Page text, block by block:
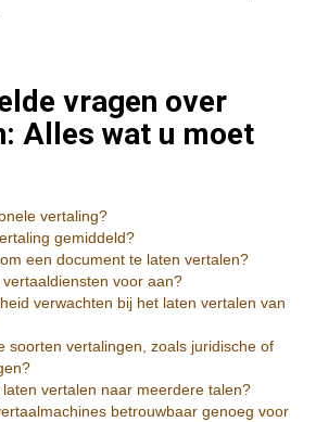
vragen over
Alles wat u moet
vertaling?
gemiddeld?
een document te laten vertalen?
voor aan?
verwachten bij het laten vertalen van
soorten vertalingen, zoals juridische of
vertalen naar meerdere talen?
betrouwbaar genoeg voor